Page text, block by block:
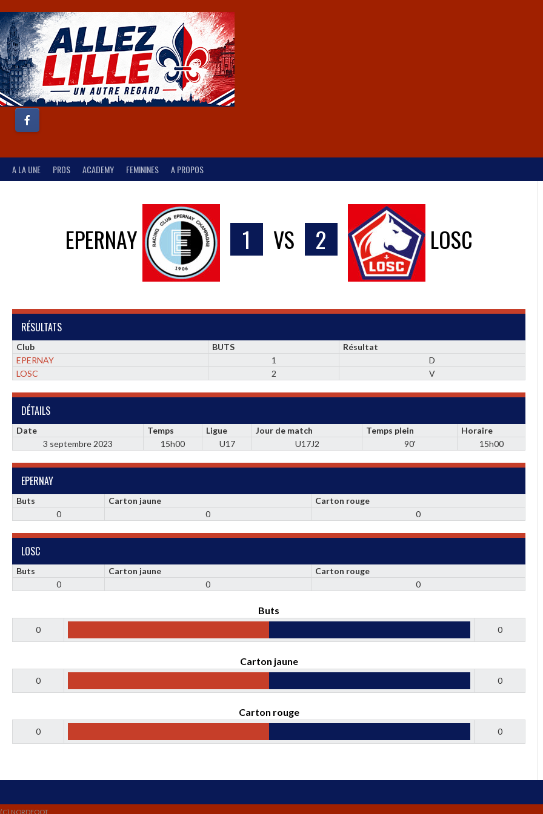
A LA UNE PROS ACADEMY FEMININES A PROPOS
EPERNAY 1 VS 2 LOSC
RÉSULTATS
Club BUTS
Résultat
EPERNAY
1
D
LOSC
2 V
DÉTAILS
Date Temps Ligue Jour de match Temps plein
Horaire
3 septembre 2023
15h00 U17 U17J2 90' 15h00
EPERNAY
Buts Carton jaune
Carton rouge
0
0 0
LOSC
Buts Carton jaune
Carton rouge
0
0 0
Buts
0 0
Carton jaune
0 0
Carton rouge
0 0
(C) NORDFOOT